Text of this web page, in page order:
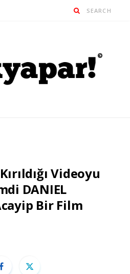
Videoyu
DANIEL
Bir Film